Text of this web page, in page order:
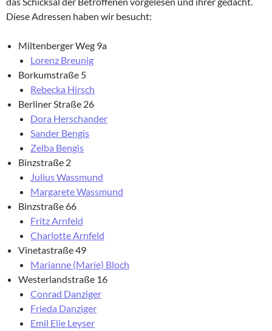
Diese Adressen haben wir besucht:
Miltenberger Weg 9a
Lorenz Breunig
Borkumstraße 5
Rebecka Hirsch
Berliner Straße 26
Dora Herschander
Sander Bengis
Zelba Bengis
Binzstraße 2
Julius Wassmund
Margarete Wassmund
Binzstraße 66
Fritz Arnfeld
Charlotte Arnfeld
Vinetastraße 49
Marianne (Marie) Bloch
Westerlandstraße 16
Conrad Danziger
Frieda Danziger
Emil Elie Leyser